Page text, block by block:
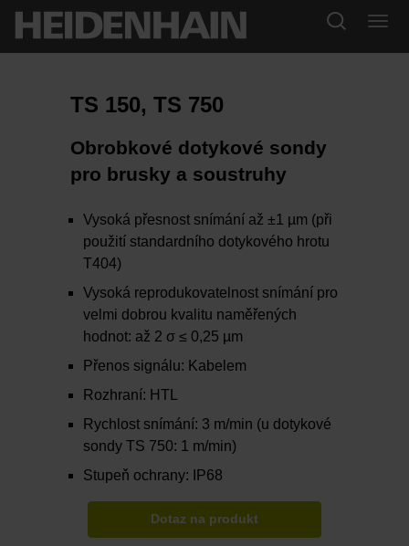
TS 150, TS 750
Obrobkové dotykové sondy
pro brusky a soustruhy
Vysoká přesnost snímání až ±1 µm (při
použití standardního dotykového hrotu
T404)
Vysoká reprodukovatelnost snímání pro
velmi dobrou kvalitu naměřených
hodnot: až 2 σ ≤ 0,25 µm
Přenos signálu: Kabelem
Rozhraní: HTL
Rychlost snímání: 3 m/min (u dotykové
sondy TS 750: 1 m/min)
Stupeň ochrany: IP68
Dotaz na produkt